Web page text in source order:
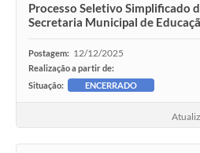
Processo Seletivo Simplificado
Secretaria Municipal de
Postagem: 12/12/2025
Realização a partir de:
Situação:
ENCERRADO